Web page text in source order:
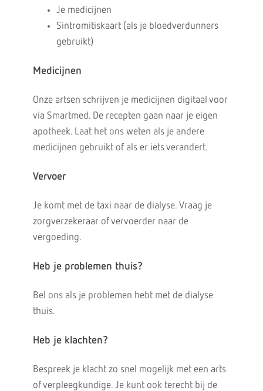
Je medicijnen
Sintromitiskaart (als je bloedverdunners
gebruikt)
Medicijnen
Onze artsen schrijven je medicijnen digitaal voor
via Smartmed. De recepten gaan naar je eigen
apotheek. Laat het ons weten als je andere
medicijnen gebruikt of als er iets verandert.
Vervoer
Je komt met de taxi naar de dialyse. Vraag je
zorgverzekeraar of vervoerder naar de
vergoeding.
Heb je problemen thuis?
Bel ons als je problemen hebt met de dialyse
thuis.
Heb je klachten?
Bespreek je klacht zo snel mogelijk met een arts
of verpleegkundige. Je kunt ook terecht bij de